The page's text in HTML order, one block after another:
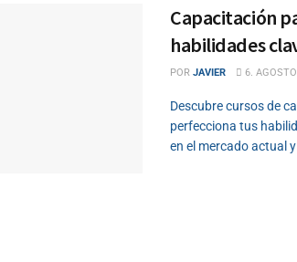
Capacitación
habilidades
POR JAVIER 6.
Descubre cursos de
perfecciona tus
en el mercado actual